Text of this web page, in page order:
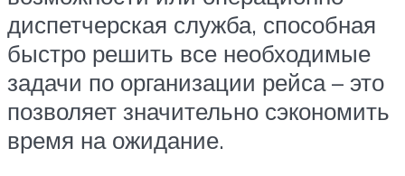
диспетчерская служба, способная
быстро решить все необходимые
задачи по организации рейса – это
позволяет значительно сэкономить
время на ожидание.